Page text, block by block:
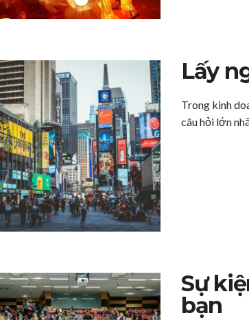
Lấy
Trong kinh
câu hỏi lớn
Sự
bạn